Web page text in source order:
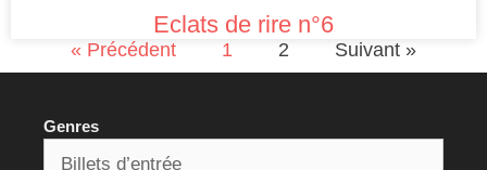
Eclats de rire n°6
« Précédent 1 2 Suivant »
Genres